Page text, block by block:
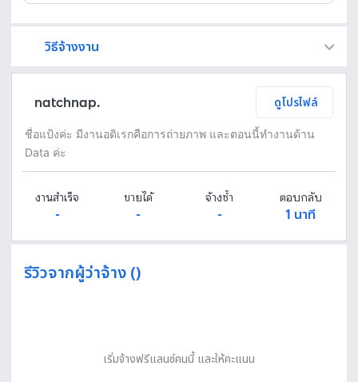
วิธีจ้างงาน
natchnap. ดูโปรไฟล์
ชื่อแป้งค่ะ มีงานอดิเรกคือการถ่ายภาพ และตอนนี้ทำงานด้าน
Data ค่ะ
งานสำเร็จ
-
ขายได้
-
จ้างซ้ำ
-
ตอบกลับ
1 นาที
รีวิวจากผู้ว่าจ้าง ()
เริ่มจ้างฟรีแลนซ์คนนี้ และให้คะแนน